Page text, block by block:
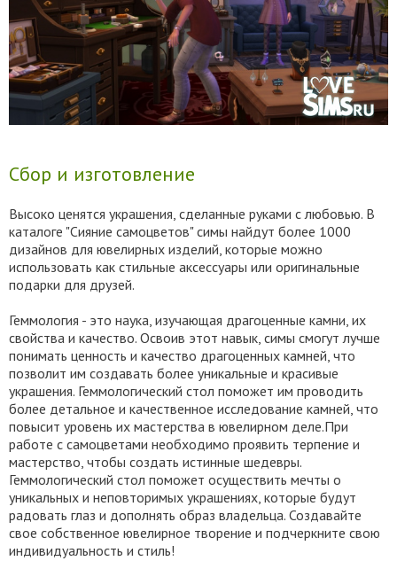
Сбор и изготовление
Высоко ценятся украшения, сделанные руками с любовью. В
каталоге "Сияние самоцветов" симы найдут более 1000
дизайнов для ювелирных изделий, которые можно
использовать как стильные аксессуары или оригинальные
подарки для друзей.
Геммология - это наука, изучающая драгоценные камни, их
свойства и качество. Освоив этот навык, симы смогут лучше
понимать ценность и качество драгоценных камней, что
позволит им создавать более уникальные и красивые
украшения. Геммологический стол поможет им проводить
более детальное и качественное исследование камней, что
повысит уровень их мастерства в ювелирном деле.При
работе с самоцветами необходимо проявить терпение и
мастерство, чтобы создать истинные шедевры.
Геммологический стол поможет осуществить мечты о
уникальных и неповторимых украшениях, которые будут
радовать глаз и дополнять образ владельца. Создавайте
свое собственное ювелирное творение и подчеркните свою
индивидуальность и стиль!